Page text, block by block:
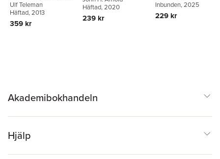
och språkpolitik
efter 1800
Ulf Teleman
Häftad, 2013
359 kr
Häftad, 2020
239 kr
Inbunden, 2025
229 kr
Akademibokhandeln
Hjälp